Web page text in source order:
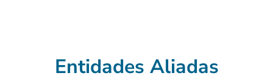
Entidades Aliadas